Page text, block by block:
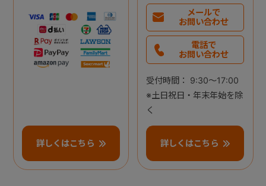
詳しくはこちら
メールで
お問い合わせ
電話で
お問い合わせ
受付時間： 9:30～17:00
※土日祝日・年末年始を除
く
詳しくはこちら